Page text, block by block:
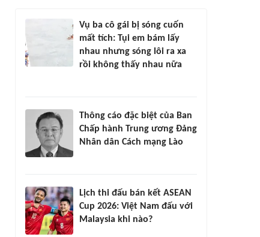
Vụ ba cô gái bị sóng cuốn
mất tích: Tụi em bám lấy
nhau nhưng sóng lôi ra xa
rồi không thấy nhau nữa
Thông cáo đặc biệt của Ban
Chấp hành Trung ương Đảng
Nhân dân Cách mạng Lào
Lịch thi đấu bán kết ASEAN
Cup 2026: Việt Nam đấu với
Malaysia khi nào?